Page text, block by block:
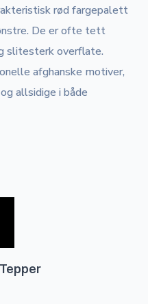
rød fargepalett
De er ofte tett
slitesterk overflate.
afghanske motiver,
allsidige i både